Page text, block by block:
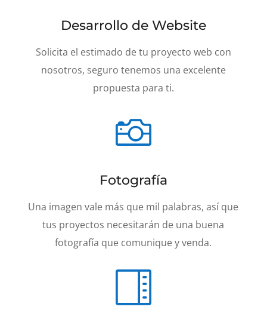
Desarrollo de Website
Solicita el estimado de tu proyecto web con
nosotros, seguro tenemos una excelente
propuesta para ti.

Fotografía
Una imagen vale más que mil palabras, así que
tus proyectos necesitarán de una buena
fotografía que comunique y venda.
